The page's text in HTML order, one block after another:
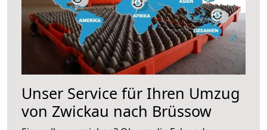
Unser Service für Ihren Umzug
von Zwickau nach Brüssow